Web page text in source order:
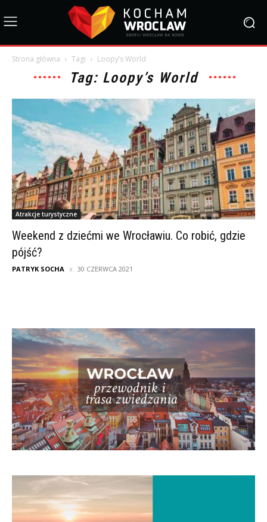
Strona główna Tagi Loopy’s World
Tag: Loopy’s World
Atrakcje turystyczne
Weekend z dziećmi we Wrocławiu. Co robić, gdzie
pójść?
PATRYK SOCHA 30 CZERWCA 2021